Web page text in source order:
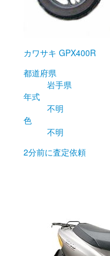
カワサキ GPX400R
都道府県
岩手県
年式
不明
色
不明
2分前に査定依頼